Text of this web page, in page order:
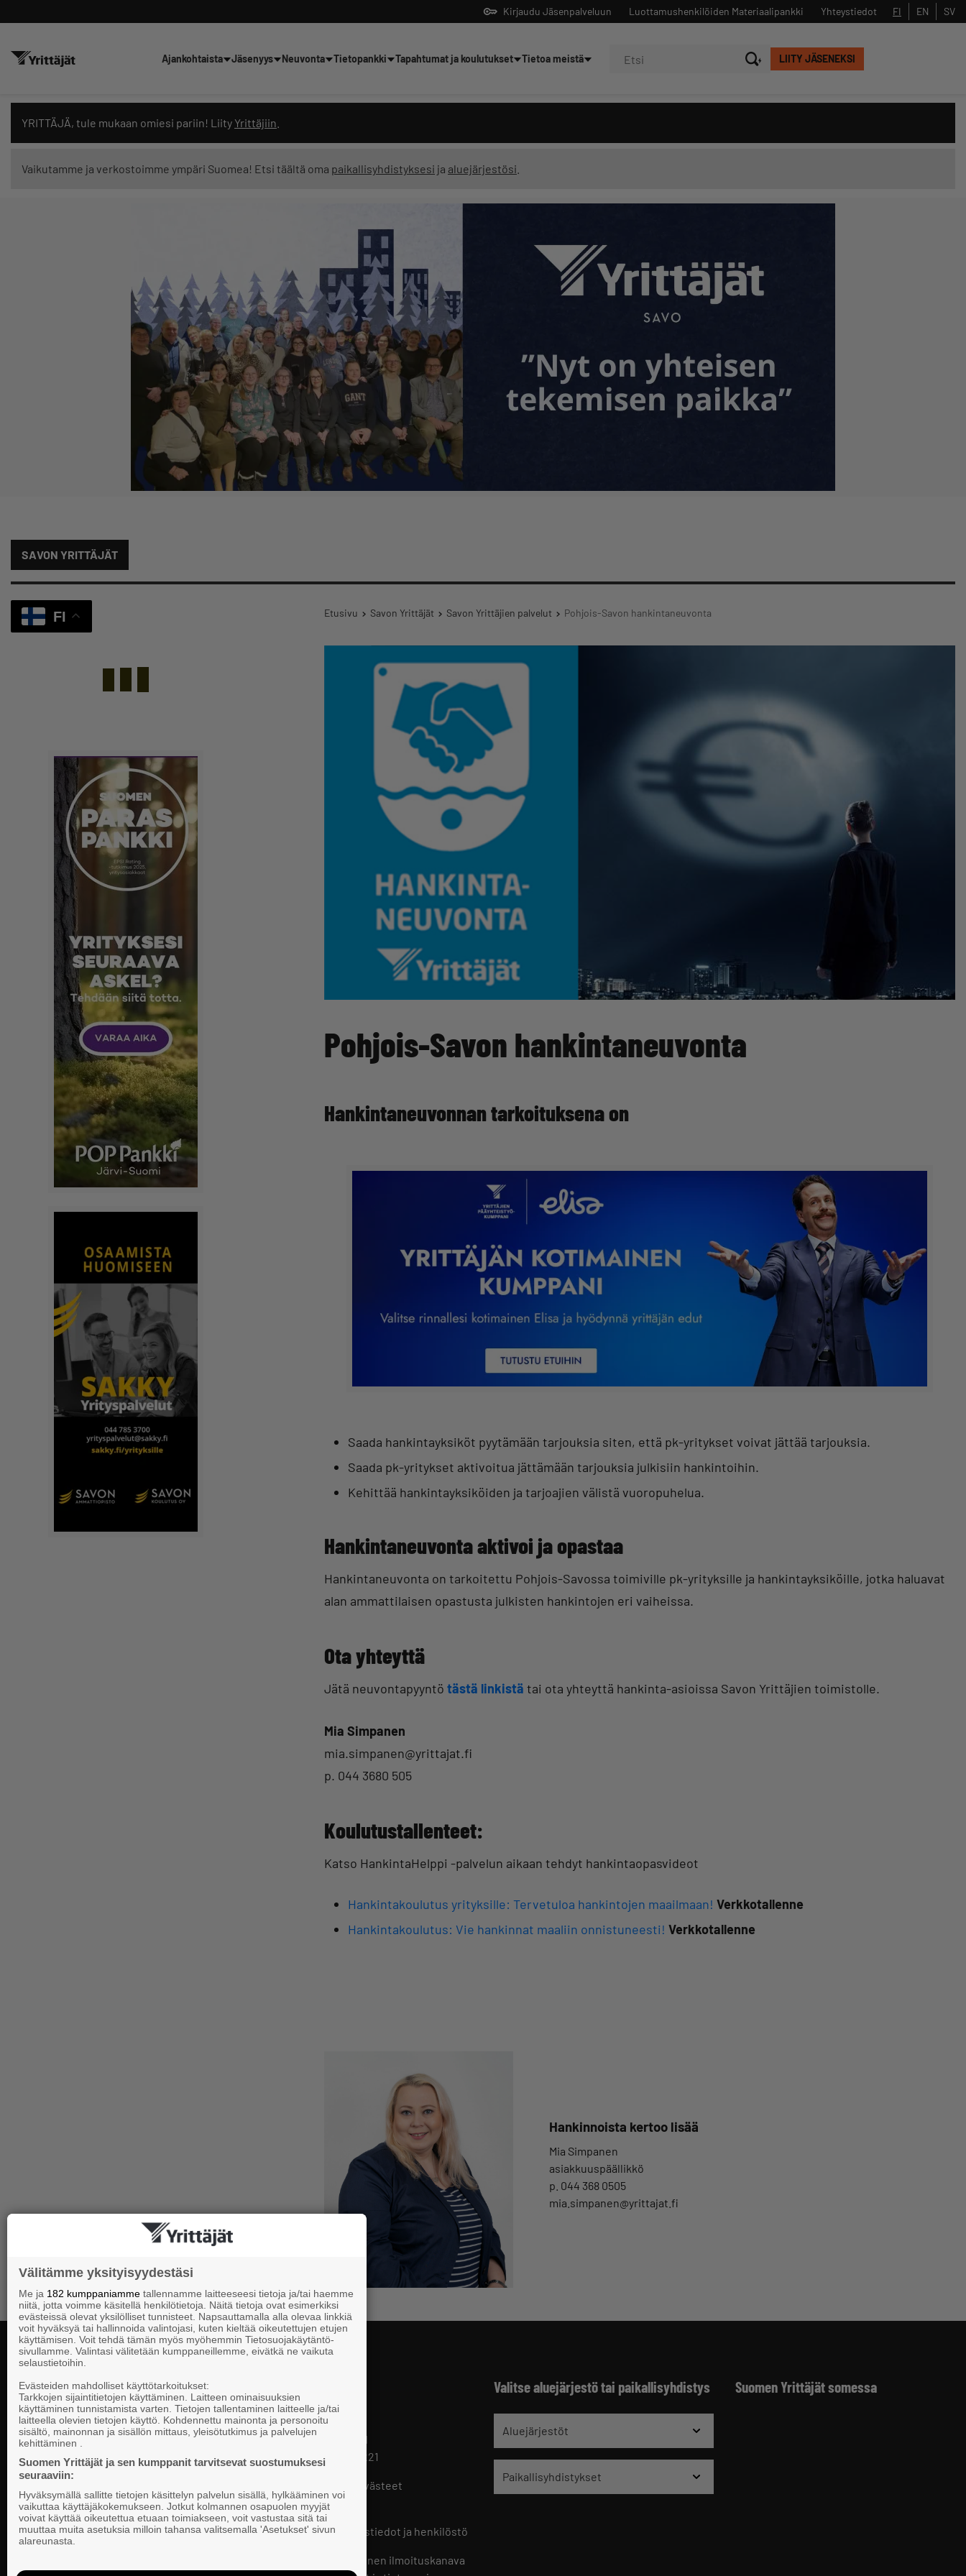
Kirjaudu Jäsenpalveluun Yhteystiedot
Luottamushenkilöiden Materiaalipankki FI EN SV
LIITY JÄSENEKSI
Ajankohtaista Jäsenyys Neuvonta Tietopankki Tapahtumat ja koulutukset Tietoa meistä
YRITTÄJÄ, tule mukaan omiesi pariin! Liity Yrittäjiin
Vaikutamme ja verkostoimme ympäri Suomea! Etsi täältä oma paikallisyhdistyksesi ja aluejärjestösi
SAVON YRITTÄJÄT
FI Etusivu Savon Yrittäjät Savon Yrittäjien palvelut Pohjois-Savon hankintaneuvonta
Pohjois-Savon hankintaneuvonta
Hankintaneuvonnan tarkoituksena on
Saada hankintayksiköt pyytämään tarjouksia siten, että pk-yritykset voivat jättää tarjouksia.
Saada pk-yritykset aktivoitua jättämään tarjouksia julkisiin hankintoihin.
Kehittää hankintayksiköiden ja tarjoajien välistä vuoropuhelua.
Hankintaneuvonta aktivoi ja opastaa
Hankintaneuvonta on tarkoitettu Pohjois-Savossa toimiville pk-yrityksille ja hankintayksiköille, jotka haluavat
alan ammattilaisen opastusta julkisten hankintojen eri vaiheissa.
Ota yhteyttä
Jätä neuvontapyyntö tästä linkistä tai ota yhteyttä hankinta-asioissa Savon Yrittäjien toimistolle.
Mia Simpanen
mia.simpanen@yrittajat.fi
p. 044 3680 505
Koulutustallenteet:
Katso HankintaHelppi -palvelun aikaan tehdyt hankintaopasvideot
Hankintakoulutus yrityksille: Tervetuloa hankintojen maailmaan! Verkkotallenne
Hankintakoulutus: Vie hankinnat maaliin onnistuneesti! Verkkotallenne
Hankinnoista kertoo lisää
Mia Simpanen
asiakkuuspäällikkö
p. 044 368 0505
mia.simpanen@yrittajat.fi
Valtakunnallista, alueellista ja paikallista
vaikuttamista pk-yrittäjien puolesta.
Suomen Yrittäjät
PL 999, 00101 HELSINKI
Puhelinvaihde 09 229 221
Tietosuojaseloste ja evästeet
Evästeasetukset
Keskusjärjestön yhteystiedot ja henkilöstö
Suomen Yrittäjien sisäinen ilmoituskanava
Valitse aluejärjestö tai paikallisyhdistys
Aluejärjestöt
Paikallisyhdistykset
Suomen Yrittäjät somessa
Sulje
Hae sivustolta tai kysy suoraan Yrittäjien tekoälyltä
Välitämme yksityisyydestäsi
Me ja 182 kumppaniamme tallennamme laitteeseesi tietoja ja/tai haemme
niitä, jotta voimme käsitellä henkilötietoja. Näitä tietoja ovat esimerkiksi
evästeissä olevat yksilölliset tunnisteet. Napsauttamalla alla olevaa linkkiä
voit hyväksyä tai hallinnoida valintojasi, kuten kieltää oikeutettujen etujen
käyttämisen. Voit tehdä tämän myös myöhemmin Tietosuojakäytäntö-
sivullamme. Valintasi välitetään kumppaneillemme, eivätkä ne vaikuta
selaustietoihin.
Evästeiden mahdolliset käyttötarkoitukset:
Tarkkojen sijaintitietojen käyttäminen. Laitteen ominaisuuksien
käyttäminen tunnistamista varten. Tietojen tallentaminen laitteelle ja/tai
laitteella olevien tietojen käyttö. Kohdennettu mainonta ja personoitu
sisältö, mainonnan ja sisällön mittaus, yleisötutkimus ja palvelujen
kehittäminen .
Suomen Yrittäjät ja sen kumppanit tarvitsevat suostumuksesi
seuraaviin:
Hyväksymällä sallitte tietojen käsittelyn palvelun sisällä, hylkääminen voi
vaikuttaa käyttäjäkokemukseen. Jotkut kolmannen osapuolen myyjät
voivat käyttää oikeutettua etuaan toimiakseen, voit vastustaa sitä tai
muuttaa muita asetuksia milloin tahansa valitsemalla 'Asetukset' sivun
alareunasta.